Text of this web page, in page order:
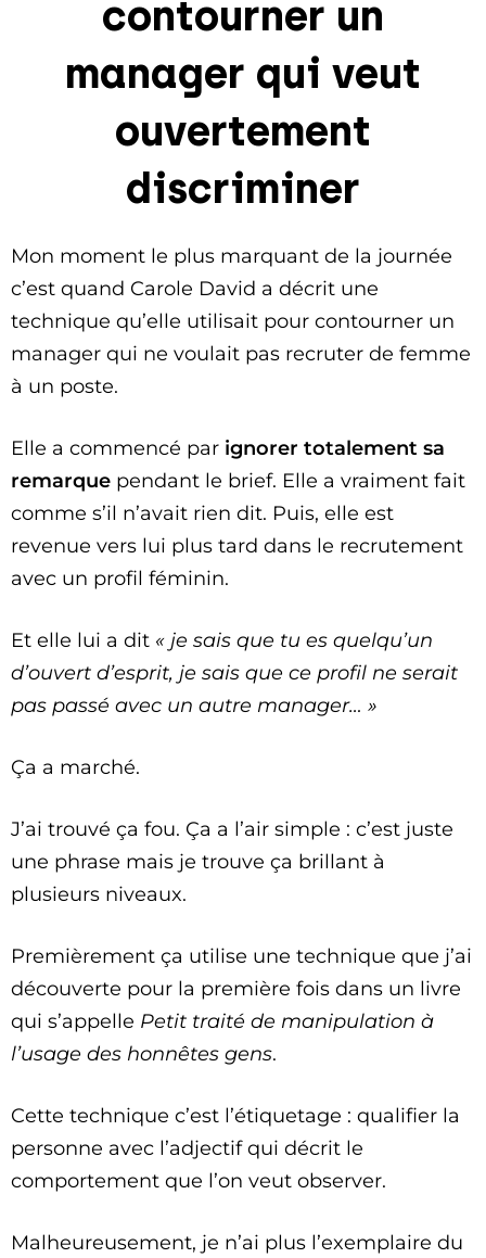
contourner un
manager qui veut
ouvertement
discriminer
Mon moment le plus marquant de la journée
c’est quand Carole David a décrit une
technique qu’elle utilisait pour contourner un
manager qui ne voulait pas recruter de femme
à un poste.
Elle a commencé par ignorer totalement sa
remarque pendant le brief. Elle a vraiment fait
comme s’il n’avait rien dit. Puis, elle est
revenue vers lui plus tard dans le recrutement
avec un profil féminin.
Et elle lui a dit « je sais que tu es quelqu’un
d’ouvert d’esprit, je sais que ce profil ne serait
pas passé avec un autre manager… »
Ça a marché.
J’ai trouvé ça fou. Ça a l’air simple : c’est juste
une phrase mais je trouve ça brillant à
plusieurs niveaux.
Premièrement ça utilise une technique que j’ai
découverte pour la première fois dans un livre
qui s’appelle Petit traité de manipulation à
l’usage des honnêtes gens.
Cette technique c’est l’étiquetage : qualifier la
personne avec l’adjectif qui décrit le
comportement que l’on veut observer.
Malheureusement, je n’ai plus l’exemplaire du